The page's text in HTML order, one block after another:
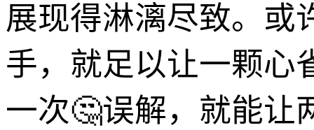
展现得淋漓尽致。或
手，就足以让一颗心
一次🤔误解，就能让